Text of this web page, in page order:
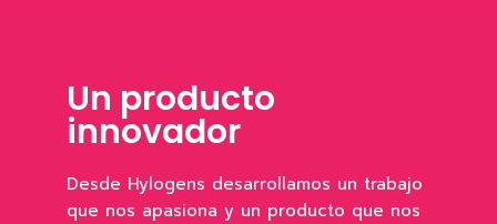
Un producto
innovador
Desde Hylogens desarrollamos un trabajo
que nos apasiona y un producto que nos